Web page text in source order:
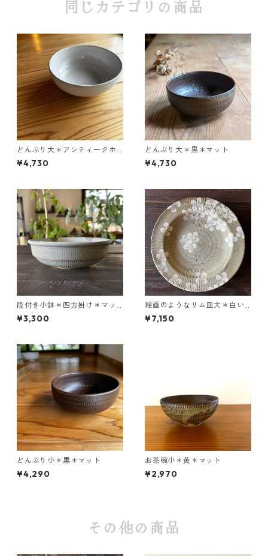
同じカテゴリの商品
どんぶり大＊アンティークホ
ワイト
¥4,730
どんぶり大＊黒＊マット
¥4,730
段付き小鉢＊四方掛け＊マッ
ト
¥3,300
絵画のようなリム皿大＊白い
花「Vind（ヴィンド）」＊マ
ット
¥7,150
どんぶり小＊黒＊マット
¥4,290
お茶碗小＊黄＊マット
¥2,970
その他の商品